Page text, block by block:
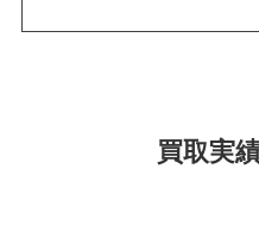
買取実